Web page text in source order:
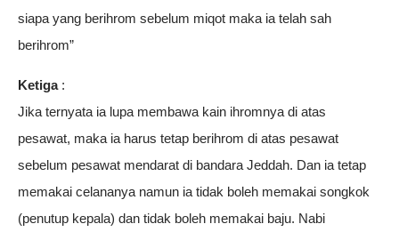
siapa yang berihrom sebelum miqot maka ia telah sah
berihrom”
Ketiga:
Jika ternyata ia lupa membawa kain ihromnya di atas
pesawat, maka ia harus tetap berihrom di atas pesawat
sebelum pesawat mendarat di bandara Jeddah. Dan ia tetap
memakai celananya namun ia tidak boleh memakai songkok
(penutup kepala) dan tidak boleh memakai baju. Nabi